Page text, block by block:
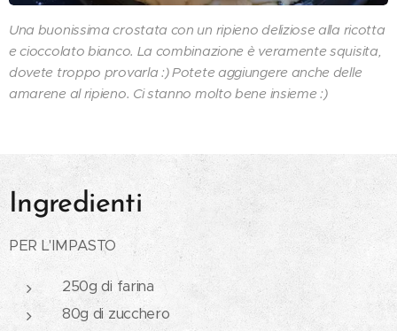
Una buonissima crostata con un ripieno deliziose alla ricotta
e cioccolato bianco. La combinazione è veramente squisita,
dovete troppo provarla :) Potete aggiungere anche delle
amarene al ripieno. Ci stanno molto bene insieme :)
Ingredienti
PER L'IMPASTO
250g di farina
80g di zucchero